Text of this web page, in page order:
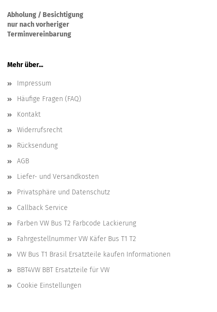
Abholung / Besichtigung
nur nach vorheriger
Terminvereinbarung
Mehr über...
Impressum
Häufige Fragen (FAQ)
Kontakt
Widerrufsrecht
Rücksendung
AGB
Liefer- und Versandkosten
Privatsphäre und Datenschutz
Callback Service
Farben VW Bus T2 Farbcode Lackierung
Fahrgestellnummer VW Käfer Bus T1 T2
VW Bus T1 Brasil Ersatzteile kaufen Informationen
BBT4VW BBT Ersatzteile für VW
Cookie Einstellungen